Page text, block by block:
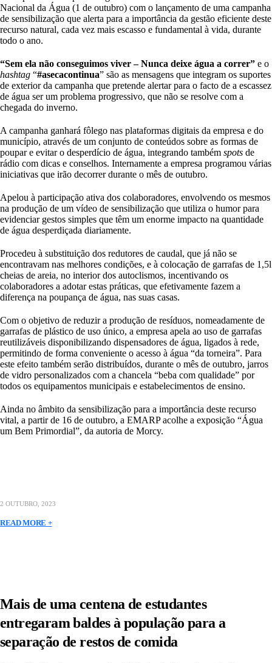
Nacional da Água (1 de outubro) com o lançamento de uma campanha
de sensibilização que alerta para a importância da gestão eficiente deste
recurso natural, cada vez mais escasso e fundamental à vida, durante
todo o ano.
“Sem ela não conseguimos viver – Nunca deixe água a correr” e o
hashtag “#asecacontinua” são as mensagens que integram os suportes
de exterior da campanha que pretende alertar para o facto de a escassez
de água ser um problema progressivo, que não se resolve com a
chegada do inverno.
A campanha ganhará fôlego nas plataformas digitais da empresa e do
município, através de um conjunto de conteúdos sobre as formas de
poupar e evitar o desperdício de água, integrando também spots de
rádio com dicas e conselhos. Internamente a empresa programou várias
iniciativas que irão decorrer durante o mês de outubro.
Apelou à participação ativa dos colaboradores, envolvendo os mesmos
na produção de um vídeo de sensibilização que utiliza o humor para
evidenciar gestos simples que têm um enorme impacto na quantidade
de água desperdiçada diariamente.
Procedeu à substituição dos redutores de caudal, que já não se
encontravam nas melhores condições, e à colocação de garrafas de 1,5l
cheias de areia, no interior dos autoclismos, incentivando os
colaboradores a adotar estas práticas, que efetivamente fazem a
diferença na poupança de água, nas suas casas.
Com o objetivo de reduzir a produção de resíduos, nomeadamente de
garrafas de plástico de uso único, a empresa apela ao uso de garrafas
reutilizáveis disponibilizando dispensadores de água, ligados à rede,
permitindo de forma conveniente o acesso à água “da torneira”. Para
este efeito também serão distribuídos, durante o mês de outubro, jarros
de vidro personalizados com a chancela “beba com qualidade” por
todos os equipamentos municipais e estabelecimentos de ensino.
Ainda no âmbito da sensibilização para a importância deste recurso
vital, a partir de 16 de outubro, a EMARP acolhe a exposição “Água
um Bem Primordial”, da autoria de Morcy.
2 OUTUBRO, 2023
READ MORE +
Mais de uma centena de estudantes
entregaram baldes à população para a
separação de restos de comida